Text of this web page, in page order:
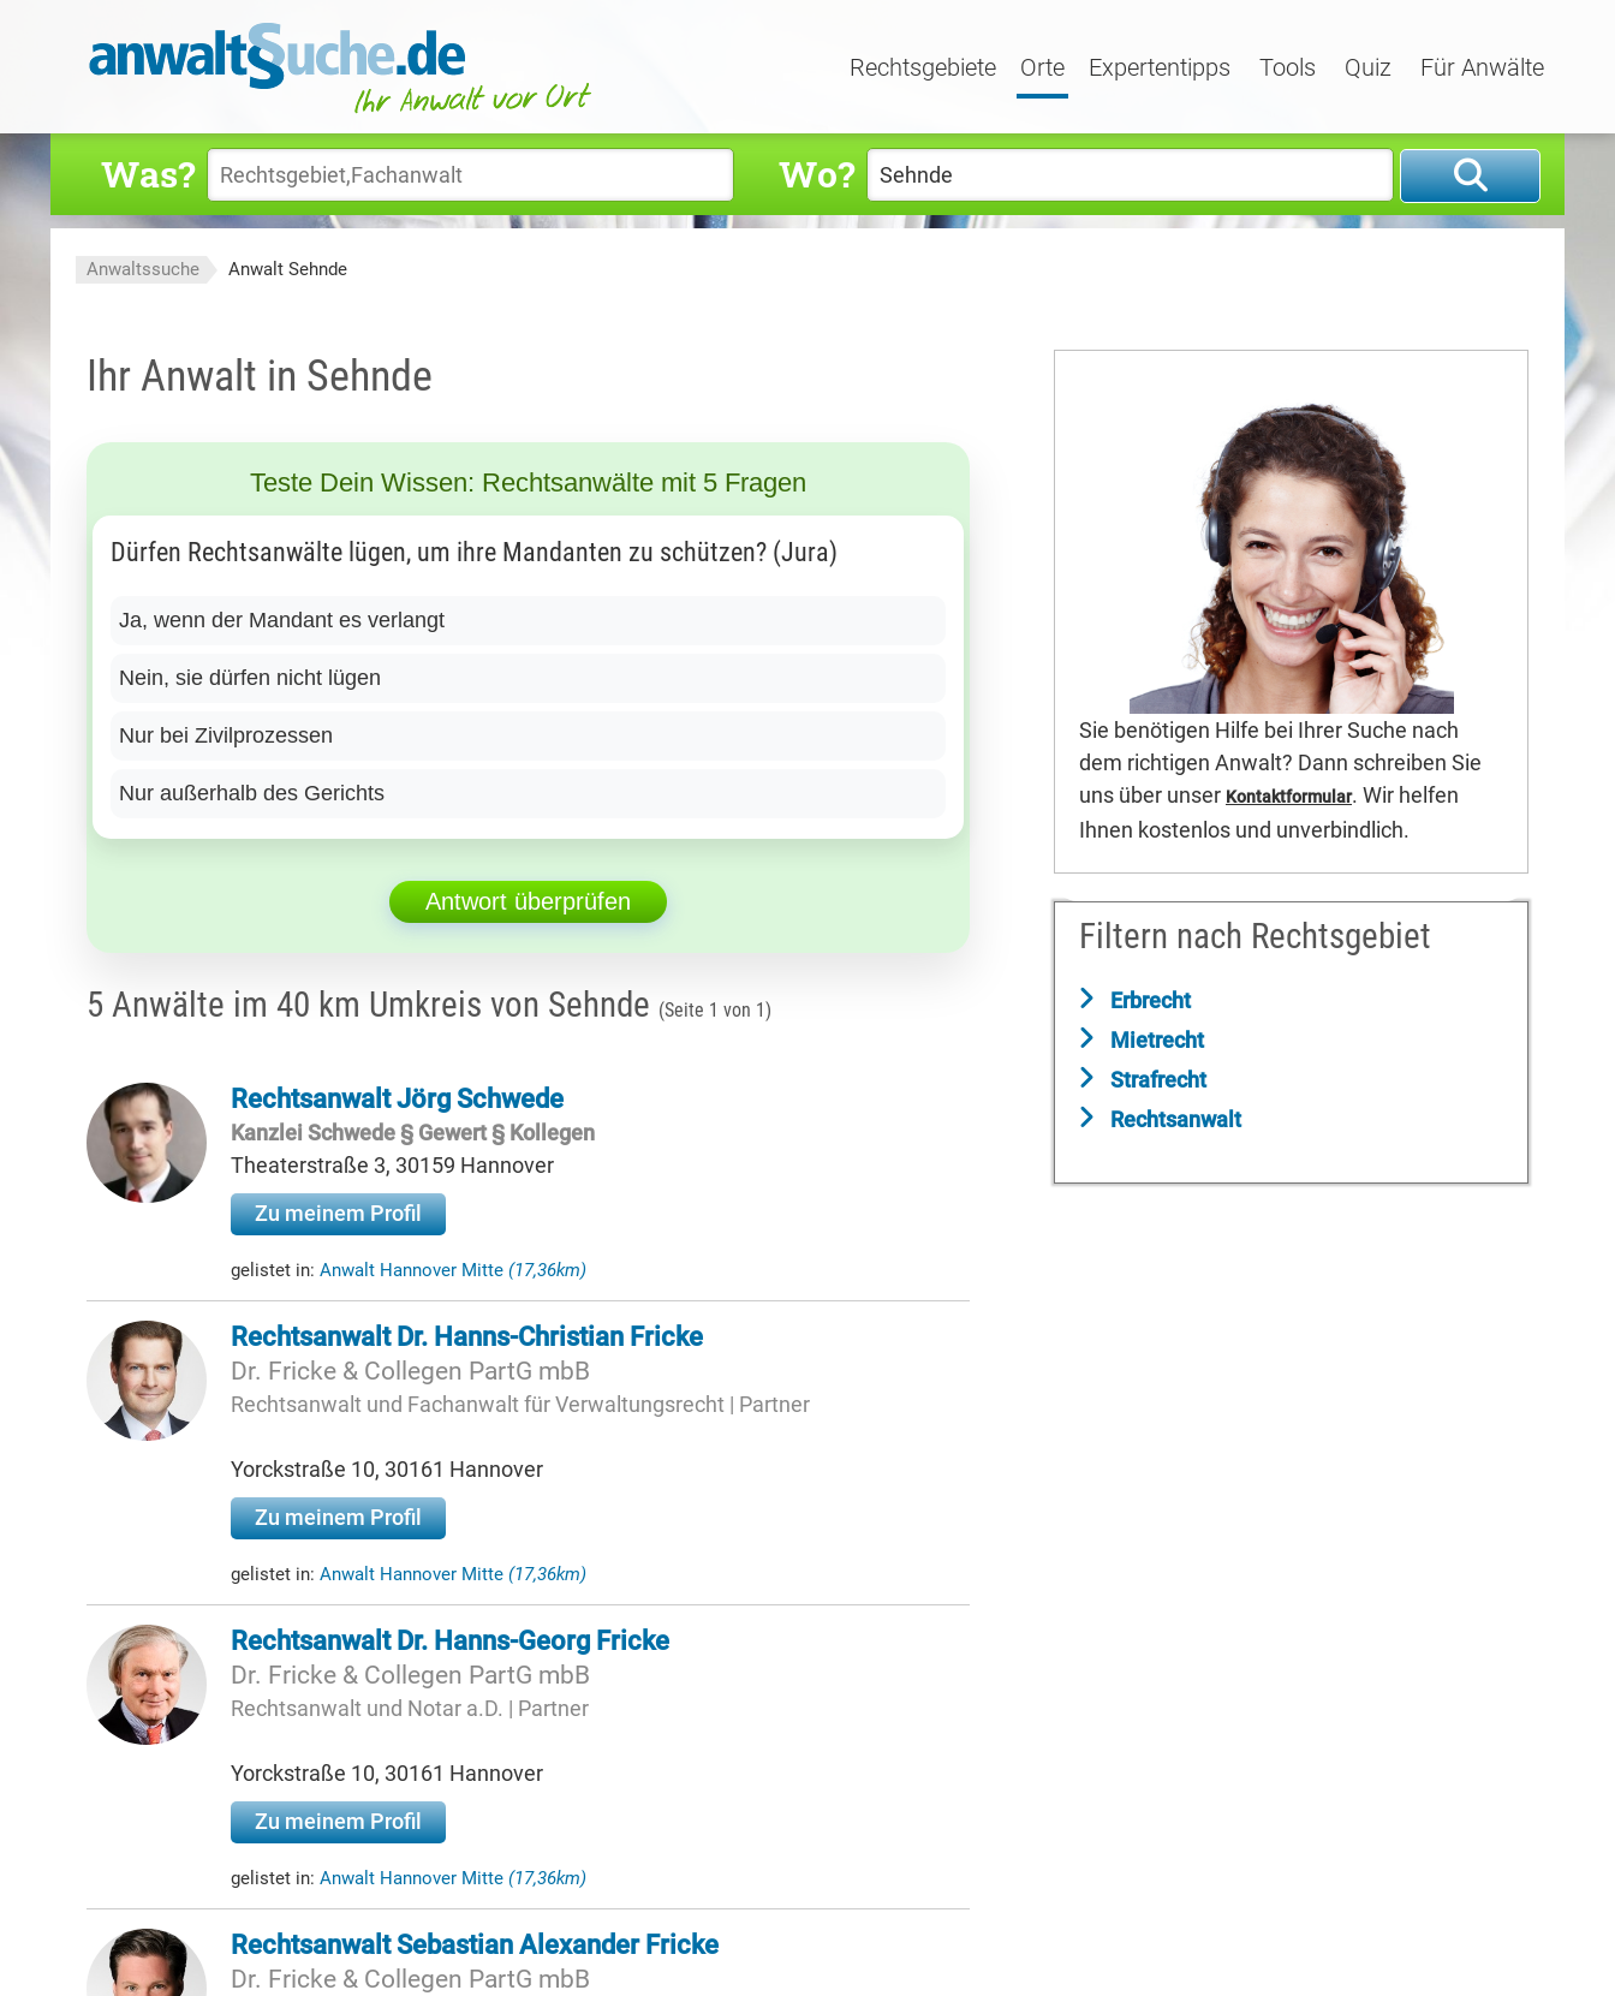
Rechtsgebiete Orte Expertentipps Tools Quiz Für Anwälte
Was? Wo?
Anwaltssuche Anwalt Sehnde
Ihr Anwalt in Sehnde
Teste Dein Wissen: Rechtsanwälte mit 5 Fragen
Dürfen Rechtsanwälte lügen, um ihre Mandanten zu schützen? (Jura)
Ja, wenn der Mandant es verlangt
Nein, sie dürfen nicht lügen
Nur bei Zivilprozessen
Nur außerhalb des Gerichts
Antwort überprüfen
5 Anwälte im 40 km Umkreis von Sehnde (Seite 1 von 1)
Rechtsanwalt Jörg Schwede
Kanzlei Schwede § Gewert § Kollegen
Theaterstraße 3, 30159 Hannover
Zu meinem Profil
gelistet in: Anwalt Hannover Mitte (17,36km)
Rechtsanwalt Dr. Hanns-Christian Fricke
Dr. Fricke & Collegen PartG mbB
Rechtsanwalt und Fachanwalt für Verwaltungsrecht | Partner
Yorckstraße 10, 30161 Hannover
Zu meinem Profil
gelistet in: Anwalt Hannover Mitte (17,36km)
Rechtsanwalt Dr. Hanns-Georg Fricke
Dr. Fricke & Collegen PartG mbB
Rechtsanwalt und Notar a.D. | Partner
Yorckstraße 10, 30161 Hannover
Zu meinem Profil
gelistet in: Anwalt Hannover Mitte (17,36km)
Rechtsanwalt Sebastian Alexander Fricke
Dr. Fricke & Collegen PartG mbB
Sie benötigen Hilfe bei Ihrer Suche nach
dem richtigen Anwalt? Dann schreiben Sie
uns über unser Kontaktformular. Wir helfen
Ihnen kostenlos und unverbindlich.
Filtern nach Rechtsgebiet
Erbrecht
Mietrecht
Strafrecht
Rechtsanwalt